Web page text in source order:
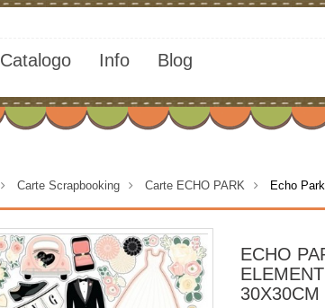
Catalogo Info Blog
> Carte Scrapbooking > Carte ECHO PARK > Echo
ECHO
30X30CM